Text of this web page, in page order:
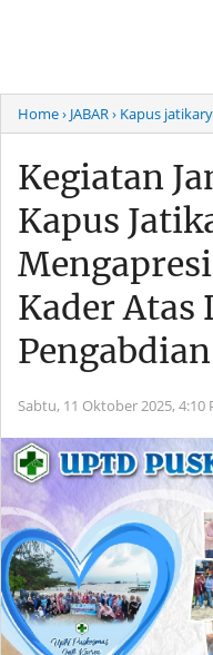
Home› JABAR› Kapus
Kegiatan
Kapus
Kader Atas
Pengabdian
Sabtu, 11 Oktober 2025, 4:10